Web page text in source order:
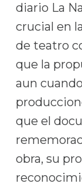
diario La
crucial en
de teatro
que la
aun
que el
obra, su